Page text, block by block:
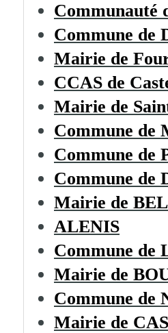
Communauté
Commune de
Mairie de
CCAS de
Mairie de
Commune de
Commune de
Commune de
Mairie de
ALENIS
Commune de
Mairie de
Commune de
Mairie de